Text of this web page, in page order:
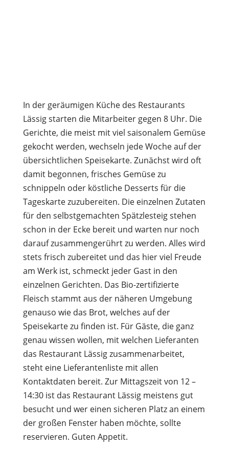
In der geräumigen Küche des Restaurants
Lässig starten die Mitarbeiter gegen 8 Uhr. Die
Gerichte, die meist mit viel saisonalem Gemüse
gekocht werden, wechseln jede Woche auf der
übersichtlichen Speisekarte. Zunächst wird oft
damit begonnen, frisches Gemüse zu
schnippeln oder köstliche Desserts für die
Tageskarte zuzubereiten. Die einzelnen Zutaten
für den selbstgemachten Spätzlesteig stehen
schon in der Ecke bereit und warten nur noch
darauf zusammengerührt zu werden. Alles wird
stets frisch zubereitet und das hier viel Freude
am Werk ist, schmeckt jeder Gast in den
einzelnen Gerichten. Das Bio-zertifizierte
Fleisch stammt aus der näheren Umgebung
genauso wie das Brot, welches auf der
Speisekarte zu finden ist. Für Gäste, die ganz
genau wissen wollen, mit welchen Lieferanten
das Restaurant Lässig zusammenarbeitet,
steht eine Lieferantenliste mit allen
Kontaktdaten bereit. Zur Mittagszeit von 12 –
14:30 ist das Restaurant Lässig meistens gut
besucht und wer einen sicheren Platz an einem
der großen Fenster haben möchte, sollte
reservieren. Guten Appetit.